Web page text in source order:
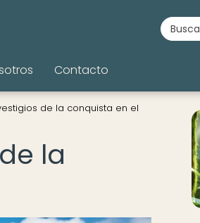
Contacto
de la conquista en el
la